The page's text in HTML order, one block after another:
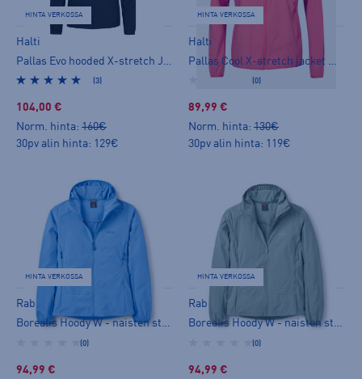
HINTA VERKOSSA
Halti
(3)
104,00 €
Norm. hinta: 160€
30pv alin hinta: 129€
HINTA VERKOSSA
Halti
(0)
89,99 €
Norm. hinta: 130€
30pv alin hinta: 119€
HINTA VERKOSSA
Rab
Borealis Hoody W - naisten stretch-takki
(0)
94,99 €
HINTA VERKOSSA
Rab
Borealis Hoody W - naisten stretch-takki
(0)
94,99 €